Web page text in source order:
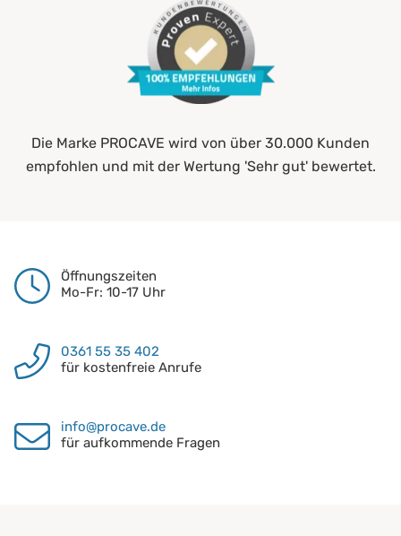
Die Marke PROCAVE wird von über 30.000 Kunden
empfohlen und mit der Wertung 'Sehr gut' bewertet.
Öffnungszeiten
Mo-Fr: 10-17 Uhr
0361 55 35 402
für kostenfreie Anrufe
info@procave.de
für aufkommende Fragen